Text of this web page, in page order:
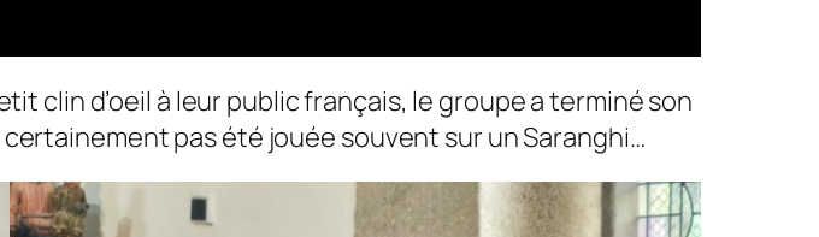
clin d’oeil à leur public français, le groupe a terminé son
certainement pas été jouée souvent sur un Saranghi…